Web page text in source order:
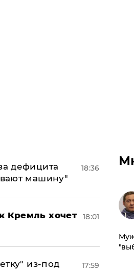
дефицита
машину"
18:36
Кремль хочет
18:01
из-под
17:59